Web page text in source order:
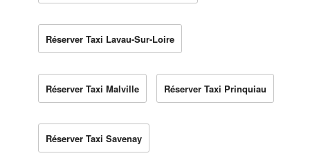
Réserver Taxi Lavau-Sur-Loire
Réserver Taxi Malville Réserver Taxi Prinquiau
Réserver Taxi Savenay